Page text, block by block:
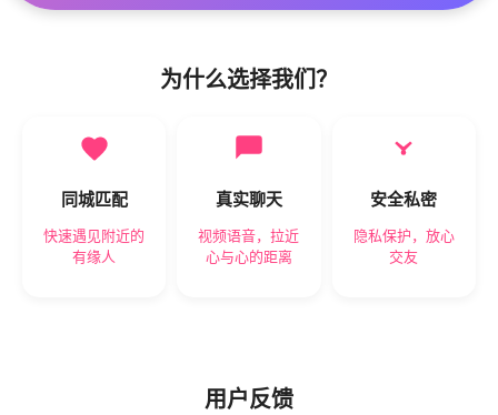
为什么选择我们？
同城匹配
快速遇见附近的
有缘人
真实聊天
视频语音，拉近
心与心的距离
安全私密
隐私保护，放心
交友
用户反馈